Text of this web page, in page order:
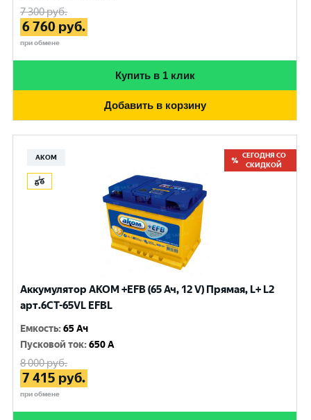
7 300руб.
6 760 руб.
при обмене
Купить в 1 клик
Добавить в корзину
АКОМ
СЕГОДНЯ СО
СКИДКОЙ
Аккумулятор AKOM +EFB (65 Ач, 12 V) Прямая, L+ L2
арт.6СТ-65VL EFBL
Емкость:65 Ач
Пусковой ток:650 A
8 000руб.
7 415 руб.
при обмене